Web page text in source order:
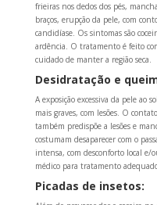
frieiras nos dedos dos pés,
braços, erupção da pele, com
candidíase. Os sintomas são
ardência. O tratamento é feito
cuidado de manter a região seca.
Desidratação e
A exposição excessiva da pele ao
mais graves, com lesões. O
também predispõe a lesões e
costumam desaparecer com o
intensa, com desconforto local e/
médico para tratamento
Picadas de insetos: